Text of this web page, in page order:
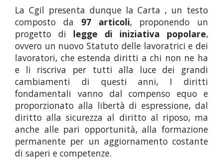
La Cgil presenta dunque la Carta , un testo
composto da 97 articoli, proponendo un
progetto di legge di iniziativa popolare,
ovvero un nuovo Statuto delle lavoratrici e dei
lavoratori, che estenda diritti a chi non ne ha
e li riscriva per tutti alla luce dei grandi
cambiamenti di questi anni, I diritti
fondamentali vanno dal compenso equo e
proporzionato alla libertà di espressione, dal
diritto alla sicurezza al diritto al riposo, ma
anche alle pari opportunità, alla formazione
permanente per un aggiornamento costante
di saperi e competenze.